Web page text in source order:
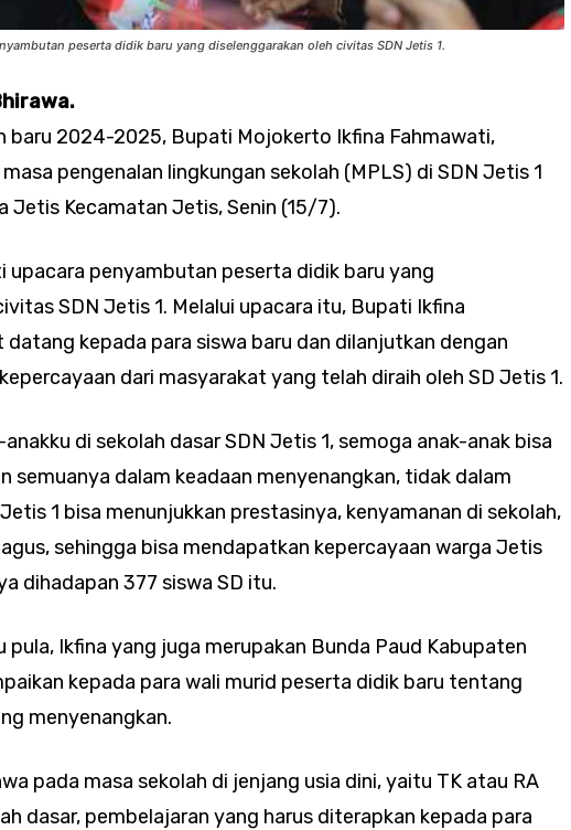
peserta didik baru yang diselenggarakan oleh civitas SDN Jetis 1.
baru 2024-2025, Bupati Mojokerto Ikfina Fahmawati,
pengenalan lingkungan sekolah (MPLS) di SDN Jetis 1
Jetis Kecamatan Jetis, Senin (15/7).
upacara penyambutan peserta didik baru yang
SDN Jetis 1. Melalui upacara itu, Bupati Ikfina
kepada para siswa baru dan dilanjutkan dengan
dari masyarakat yang telah diraih oleh SD Jetis 1.
di sekolah dasar SDN Jetis 1, semoga anak-anak bisa
semuanya dalam keadaan menyenangkan, tidak dalam
1 bisa menunjukkan prestasinya, kenyamanan di sekolah,
sehingga bisa mendapatkan kepercayaan warga Jetis
dihadapan 377 siswa SD itu.
pula, Ikfina yang juga merupakan Bunda Paud Kabupaten
kepada para wali murid peserta didik baru tentang
menyenangkan.
pada masa sekolah di jenjang usia dini, yaitu TK atau RA
dasar, pembelajaran yang harus diterapkan kepada para